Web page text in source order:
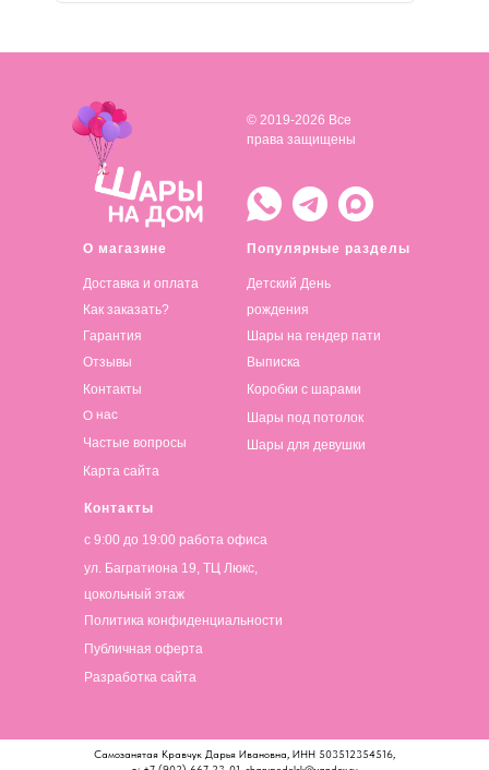
О магазине
Доставка и оплата
Популярные разделы
Детский День
рождения
Контакты
© 2019-2026 Все
права защищены
Как заказать?
Гарантия
Отзывы
Контакты
О нас
Частые вопросы
Карта сайта
Шары на гендер пати
Выписка
Коробки с шарами
Шары под потолок
Шары для девушки
с 9:00 до 19:00 работа офиса
ул. Багратиона 19, ТЦ Люкс,
цокольный этаж
Политика конфиденциальности
Публичная оферта
Разработка сайта
Самозанятая Кравчук Дарья Ивановна, ИНН 503512354516,